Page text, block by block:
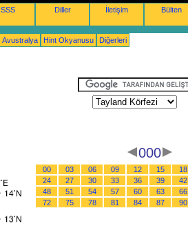
SSS Diller İletişim Bülten
Avustralya Hint Okyanusu Diğerleri
000
00 03 06 09 12 15 18
24
27 30 33 36 39 42
48
51 54 57 60 63 66
72
75 78 81 84 87 90